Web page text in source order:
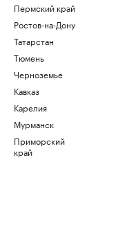
Пермский край
Ростов-на-Дону
Татарстан
Тюмень
Черноземье
Кавказ
Карелия
Мурманск
Приморский
край